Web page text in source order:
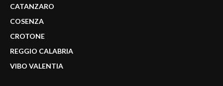
CATANZARO
COSENZA
CROTONE
REGGIO CALABRIA
VIBO VALENTIA